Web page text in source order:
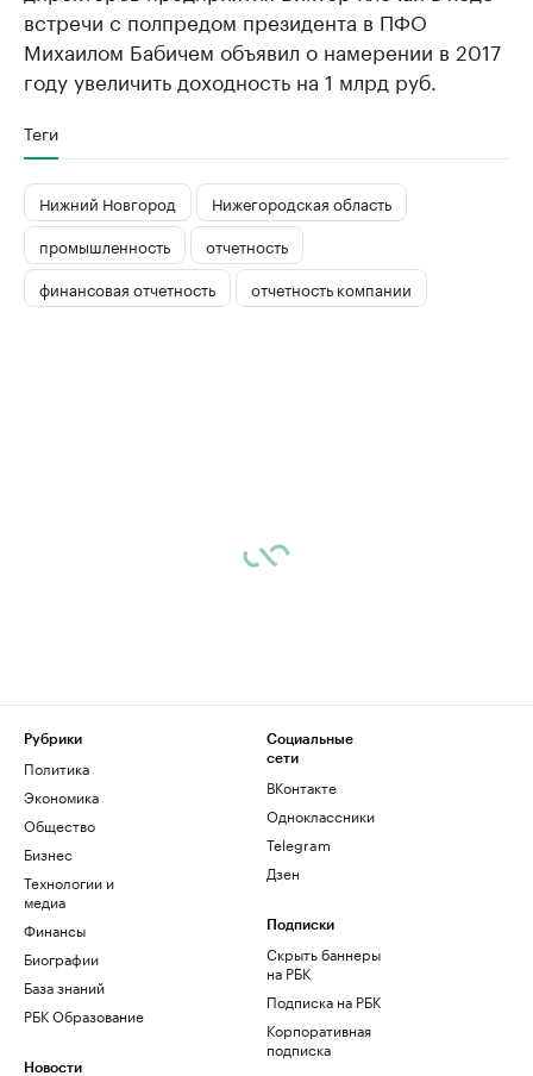
встречи с полпредом президента в ПФО
Михаилом Бабичем объявил о намерении в 2017
году увеличить доходность на 1 млрд руб.
Теги
Нижний Новгород
Нижегородская область
промышленность
отчетность
финансовая отчетность
отчетность компании
Рубрики
Политика
Экономика
Общество
Бизнес
Технологии и
медиа
Финансы
Биографии
База знаний
РБК Образование
Новости
Социальные
сети
ВКонтакте
Одноклассники
Telegram
Дзен
Подписки
Скрыть баннеры
на РБК
Подписка на РБК
Корпоративная
подписка